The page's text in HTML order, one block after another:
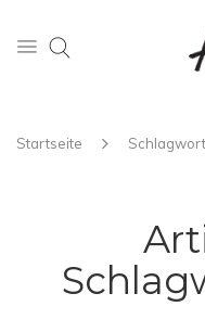
Startseite